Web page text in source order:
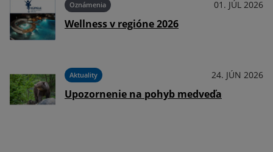
Oznámenia 01. JÚL 2026
Wellness v regióne 2026
Aktuality 24. JÚN 2026
Upozornenie na pohyb medveďa